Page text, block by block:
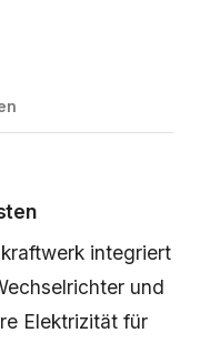
integriert
und
Elektrizität für